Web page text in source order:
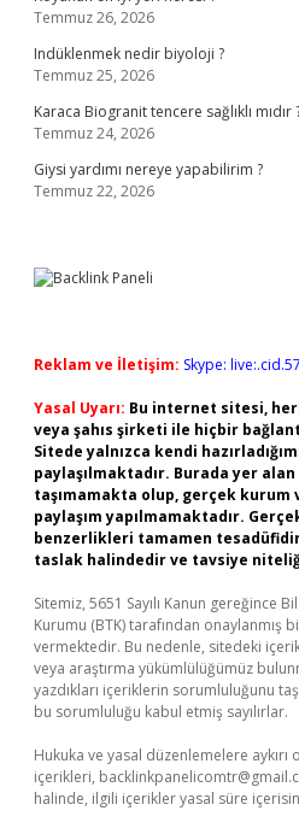
Temmuz 26, 2026
Indüklenmek nedir biyoloji ?
Temmuz 25, 2026
Karaca Biogranit tencere sağlıklı mıdır
Temmuz 24, 2026
Giysi yardımı nereye yapabilirim ?
Temmuz 22, 2026
Reklam ve İletişim: Skype:
Yasal Uyarı: Bu internet sitesi,
veya şahıs şirketi ile hiçbir
Sitede yalnızca kendi
paylaşılmaktadır. Burada yer
taşımamakta olup, gerçek kurum
paylaşım yapılmamaktadır.
benzerlikleri tamamen
taslak halindedir ve tavsiye
Sitemiz, 5651 Sayılı Kanun gereğince
Kurumu (BTK) tarafından onaylanmış
vermektedir. Bu nedenle, sitedeki
veya araştırma yükümlülüğümüz
yazdıkları içeriklerin sorumluluğunu
bu sorumluluğu kabul etmiş sayılırlar.
Hukuka ve yasal düzenlemelere
içerikleri,
halinde, ilgili içerikler yasal süre